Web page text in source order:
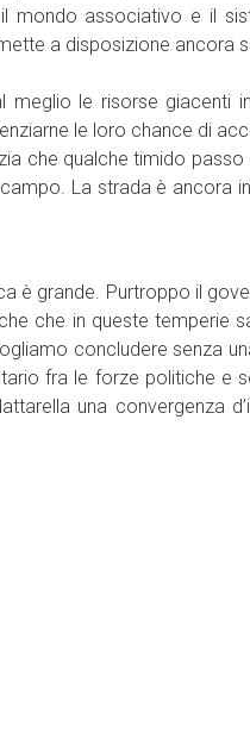
mondo associativo e il
a disposizione
le risorse giacenti
le loro chance di
che qualche timido
La strada è ancora
è grande. Purtroppo il
che in queste temperie
concludere senza
fra le forze politiche e
una convergenza